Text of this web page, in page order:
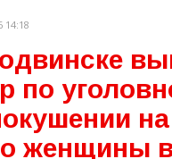
14:18
по
на
женщины